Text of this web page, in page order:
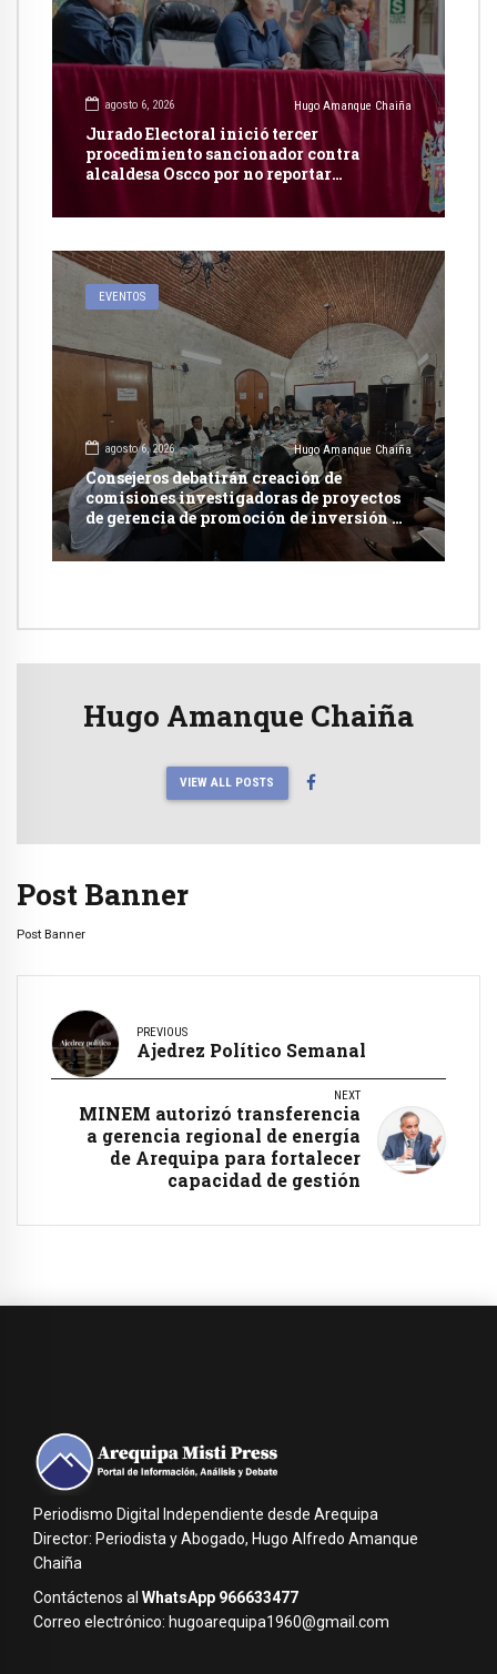
agosto 6, 2026 Hugo Amanque Chaiña
Jurado Electoral inició tercer
procedimiento sancionador contra
alcaldesa Oscco por no reportar
EVENTOS
agosto 6, 2026 Hugo Amanque Chaiña
Consejeros debatirán creación de
comisiones investigadoras de proyectos
de gerencia de promoción de inversión y
carretera en Caylloma
Hugo Amanque Chaiña
VIEW ALL POSTS
Post Banner
Post Banner
PREVIOUS
Ajedrez Político Semanal
NEXT
MINEM autorizó transferencia
a gerencia regional de energía
de Arequipa para fortalecer
capacidad de gestión
Periodismo Digital Independiente desde Arequipa
Director: Periodista y Abogado, Hugo Alfredo Amanque
Chaiña
Contáctenos al WhatsApp 966633477
Correo electrónico: hugoarequipa1960@gmail.com